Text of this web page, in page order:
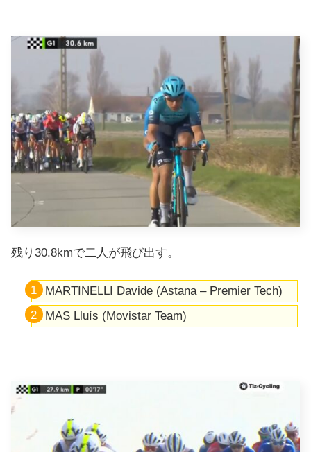
残り30.8kmで二人が飛び出す。
MARTINELLI
Davide (Astana – Premier Tech)
MAS Lluís (Movistar Team)